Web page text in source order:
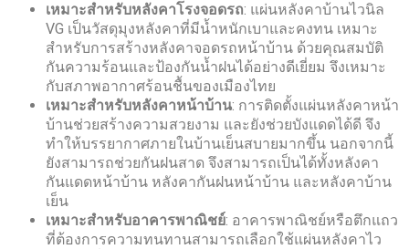
เหมาะสำหรับหลังคาโรงจอดรถ: แผ่นหลังคาบ้านไวนิล
VG เป็นวัสดุมุงหลังคาที่มีน้ำหนักเบาและคงทน เหมาะ
สำหรับการสร้างหลังคาจอดรถหน้าบ้าน ด้วยคุณสมบัติ
กันความร้อนและป้องกันน้ำฝนได้อย่างดีเยี่ยม จึงเหมาะ
กับสภาพอากาศร้อนชื้นของเมืองไทย
เหมาะสำหรับหลังคาหน้าบ้าน: การติดตั้งแผ่นหลังคาหน้า
บ้านช่วยสร้างความสวยงาม และยังช่วยบังแดดได้ดี จึง
ทำให้บรรยากาศภายในบ้านเย็นสบายมากขึ้น นอกจากนี้
ยังสามารถช่วยกันฝนสาด จึงสามารถเป็นได้ทั้งหลังคา
กันแดดหน้าบ้าน หลังคากันฝนหน้าบ้าน และหลังคาบ้าน
เย็น
เหมาะสำหรับอาคารพาณิชย์: อาคารพาณิชย์หรือตึกแถว
ที่ต้องการความทนทานสามารถเลือกใช้แผ่นหลังคาไว